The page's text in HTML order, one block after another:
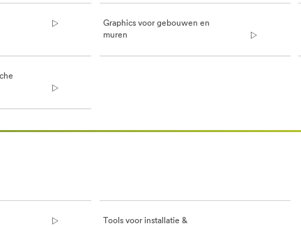
Graphics voor gebouwen en
muren
Tools voor installatie &